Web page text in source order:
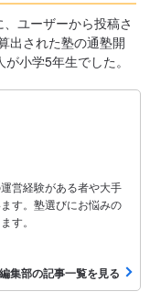
ユーザーから投稿さ
出された塾の通塾開
小学5年生でした。
営経験がある者や大手
す。塾選びにお悩みの
す。
集部の記事一覧を見る